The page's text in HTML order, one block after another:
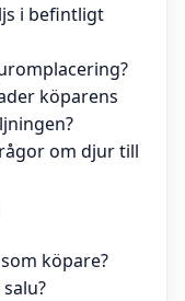
i befintligt
köparens
om djur till
köpare?